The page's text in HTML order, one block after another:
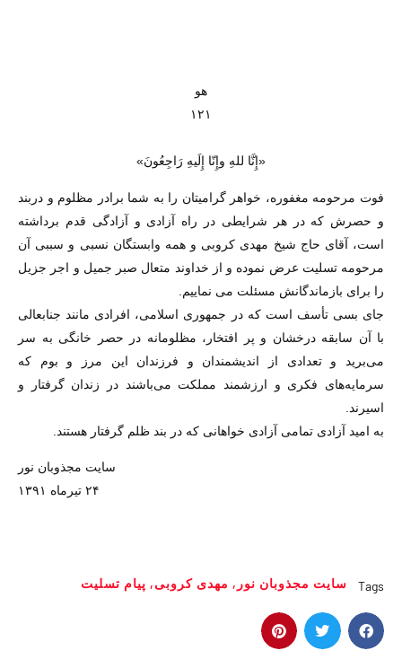
هو
۱۲۱
«إِنَّا للهِ وإِنّا إِلَیهِ رَاجِعُونَ»
فوت مرحومه مغفوره، خواهر گرامیتان را به شما برادر مظلوم و دربند
و حصرش که در هر شرایطی در راه آزادی و آزادگی قدم برداشته
است، آقای حاج شیخ مهدی کروبی و همه وابستگان نسبی و سببی آن
مرحومه تسلیت عرض نموده و از خداوند متعال صبر جمیل و اجر جزیل
را برای بازماندگانش مسئلت می نماییم.
جای بسی تأسف است که در جمهوری اسلامی، افرادی مانند جنابعالی
با آن سابقه درخشان و پر افتخار، مظلومانه در حصر خانگی به سر
می‌برید و تعدادی از اندیشمندان و فرزندان این مرز و بوم که
سرمایه‌های فکری و ارزشمند مملکت می‌باشند در زندان گرفتار و
اسیرند.
به امید آزادی تمامی آزادی خواهانی که در بند ظلم گرفتار هستند.
سایت مجذوبان نور
۲۴ تیرماه ۱۳۹۱
Tags سایت مجذوبان نور , مهدی کروبی, پیام تسلیت